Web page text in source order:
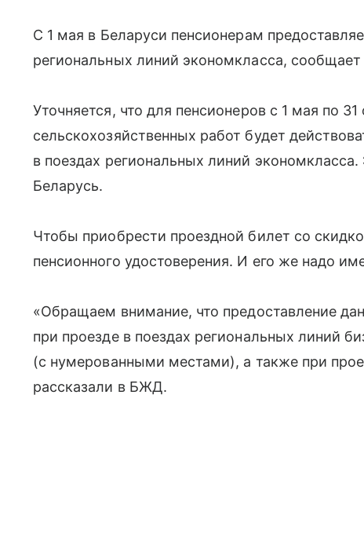
С 1 мая в Беларуси пенсионерам
региональных линий экономкласса,
Уточняется, что для пенсионеров с 1 мая по
сельскохозяйственных работ будет
в поездах региональных линий
Беларусь.
Чтобы приобрести проездной билет со
пенсионного удостоверения. И его же надо
«Обращаем внимание, что предоставление
при проезде в поездах региональных линий
(с нумерованными местами), а также при
рассказали в БЖД.